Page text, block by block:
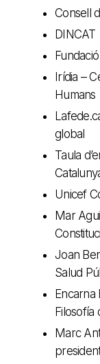
Consell
DINCAT
Irídia –
Humans
global
Taula
Unicef
Mar
Joan
Salud
Filosofía
Marc